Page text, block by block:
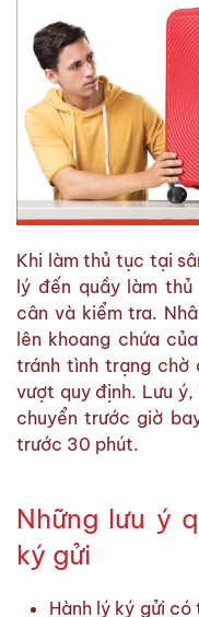
Khi làm thủ tục tại
lý đến quầy làm
cân và kiểm tra.
lên khoang chứa
tránh tình trạng chờ
vượt quy định. Lưu
chuyển trước giờ
trước 30 phút.
Những lưu ý
ký gửi
Hành lý ký gửi